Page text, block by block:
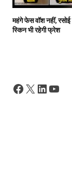
महंगे फेस वॉश नहीं,
स्किन भी रहेगी फ्रेश
Facebook
X